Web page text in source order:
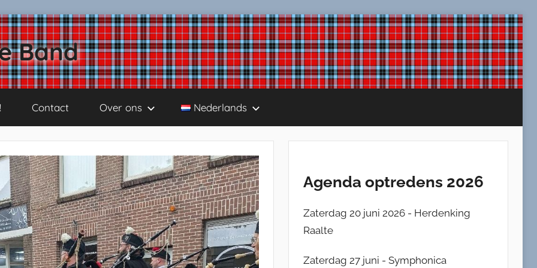
Band
Contact Over ons Nederlands
Agenda optredens 2026
Zaterdag 20 juni 2026 - Herdenking
Raalte
Zaterdag 27 juni - Symphonica